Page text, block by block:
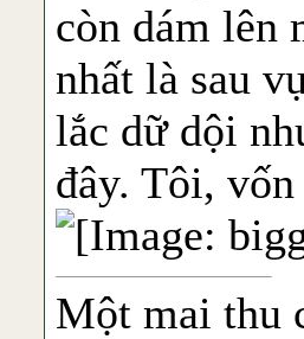
còn dám lên
nhất là sau
lắc dữ dội
đây. Tôi,
Một mai thu